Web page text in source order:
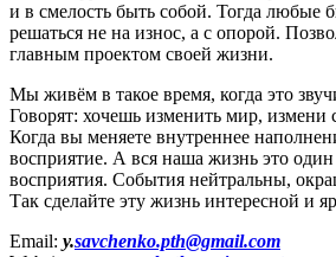
и в смелость быть собой. Тогда любые
решаться не на износ, а с опорой.
главным проектом своей жизни.
Мы живём в такое время, когда это
Говорят: хочешь изменить мир, измени
Когда вы меняете внутреннее
восприятие. А вся наша жизнь это
восприятия. События нейтральны,
Так сделайте эту жизнь интересной и
Email: у.savchenko.pth@gmail.com